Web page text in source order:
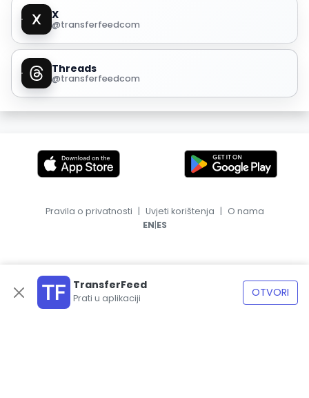
X
@transferfeedcom
Threads
@transferfeedcom
TransferFeed
Prati u aplikaciji OTVORI
Pravila o privatnosti | Uvjeti korištenja | O nama
EN|ES